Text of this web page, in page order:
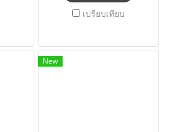
เปรียบเทียบ
New